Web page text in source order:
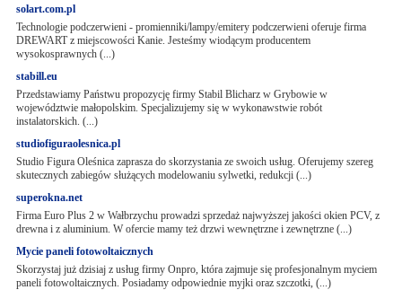
solart.com.pl
Technologie podczerwieni - promienniki/lampy/emitery podczerwieni oferuje firma
DREWART z miejscowości Kanie. Jesteśmy wiodącym producentem
wysokosprawnych (...)
stabill.eu
Przedstawiamy Państwu propozycję firmy Stabil Blicharz w Grybowie w
województwie małopolskim. Specjalizujemy się w wykonawstwie robót
instalatorskich. (...)
studiofiguraolesnica.pl
Studio Figura Oleśnica zaprasza do skorzystania ze swoich usług. Oferujemy szereg
skutecznych zabiegów służących modelowaniu sylwetki, redukcji (...)
superokna.net
Firma Euro Plus 2 w Wałbrzychu prowadzi sprzedaż najwyższej jakości okien PCV, z
drewna i z aluminium. W ofercie mamy też drzwi wewnętrzne i zewnętrzne (...)
Mycie paneli fotowoltaicznych
Skorzystaj już dzisiaj z usług firmy Onpro, która zajmuje się profesjonalnym myciem
paneli fotowoltaicznych. Posiadamy odpowiednie myjki oraz szczotki, (...)